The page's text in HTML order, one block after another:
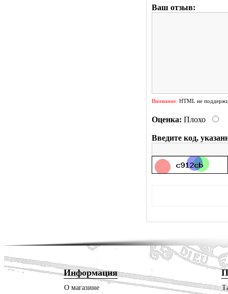
Ваш отзыв:
Внимание: HTML не
Оценка: Плохо
Введите код,
Информация
О магазине